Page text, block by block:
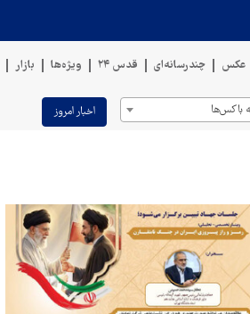
عکس چندرسانه‌ای قدس ۲۴ ویژه‌ها بازار
باکس‌ها اخبار امروز